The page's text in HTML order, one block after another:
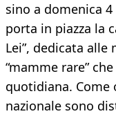
sino a domenica
porta in piazza la
Lei”, dedicata alle
“mamme rare”
quotidiana.
nazionale sono